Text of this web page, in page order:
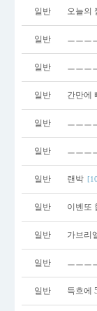
일반 오늘의
일반 ㅡㅡㅡ
일반 ㅡㅡㅡ
일반 간만에
일반 ㅡㅡㅡ
일반 ㅡㅡㅡ
일반 랜박
일반 이벤또
일반 가브리
일반 ㅡㅡㅡ
일반 득흐에